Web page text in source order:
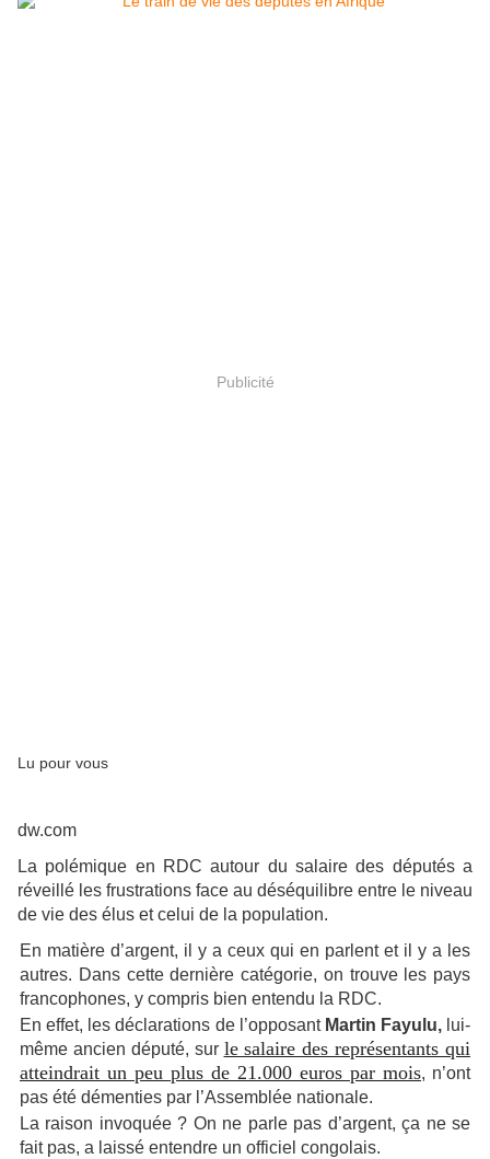
Publicité
Lu pour vous
dw.com
La polémique en RDC autour du salaire des députés a
réveillé les frustrations face au déséquilibre entre le niveau
de vie des élus et celui de la population.
En matière d’argent, il y a ceux qui en parlent et il y a les
autres. Dans cette dernière catégorie, on trouve les pays
francophones, y compris bien entendu la RDC.
En effet, les déclarations de l’opposant Martin Fayulu,lui-
même ancien député, sur le salaire des représentants qui
atteindrait un peu plus de 21.000 euros par mois, n’ont
pas été démenties par l’Assemblée nationale.
La raison invoquée ? On ne parle pas d’argent, ça ne se
fait pas, a laissé entendre un officiel congolais.